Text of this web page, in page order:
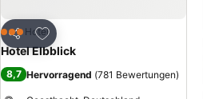
Teilen
Zu Favoriten hinzufügen
3 SterneHotel
Hotel Elbblick
8,7 Hervorragend (781 Bewertungen)